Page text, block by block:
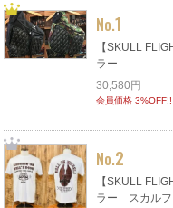
No.1
【SKULL
ラー
30,580円
会員価格 3%OFF!!
No.2
【SKULL
ラー スカルフ